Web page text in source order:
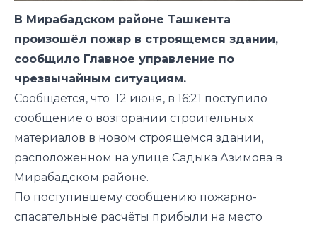
В Мирабадском районе Ташкента
произошёл пожар в строящемся здании,
сообщило Главное управление по
чрезвычайным ситуациям.
Сообщается, что 12 июня, в 16:21 поступило
сообщение о возгорании строительных
материалов в новом строящемся здании,
расположенном на улице Садыка Азимова в
Мирабадском районе.
По поступившему сообщению пожарно-
спасательные расчёты прибыли на место